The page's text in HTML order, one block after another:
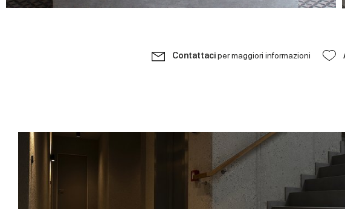
Contattaciper maggiori informazioni